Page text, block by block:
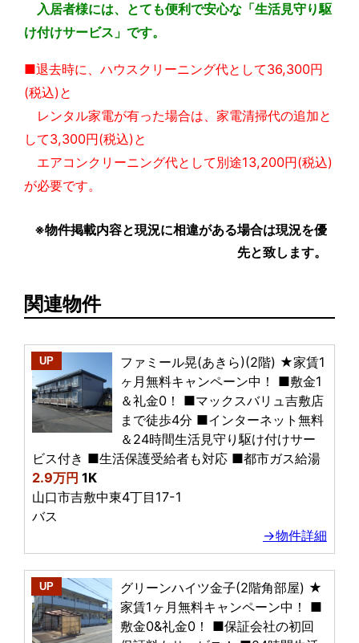
入居者様には、とても便利で安心な「生活見守り駆
け付けサービス」です。
■退去時に、ハウスクリーニング代として36,300円
(税込)と
レンタル家電が有った場合は、家電清掃代の追加と
して3,300円(税込)と
エアコンクリーニング代として別途13,200円(税込)
が必要です。
※物件掲載内容と現況に相違がある場合は現況を優
先と致します。
関連物件
UP
ファミール晃(あきら)(2階) ★家賃1
ヶ月無料キャンペーン中！ ■敷金1
＆礼金0！ ■マックスバリュ吉敷店
まで徒歩4分 ■インターネット無料
＆24時間生活見守り駆け付けサー
ビス付き ■生活保護受給者も対応 ■都市ガス給湯
2.9万円1K
山口市吉敷中東4丁目17-1
バス
→物件詳細
UP
グリーンハイツ金子(2階角部屋) ★
家賃1ヶ月無料キャンペーン中！ ■
敷金0&礼金0！ ■保証会社の初回